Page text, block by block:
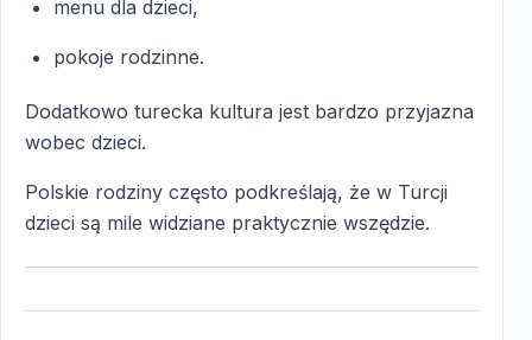
menu dla dzieci,
pokoje rodzinne.
Dodatkowo turecka kultura jest bardzo przyjazna
wobec dzieci.
Polskie rodziny często podkreślają, że w Turcji
dzieci są mile widziane praktycznie wszędzie.